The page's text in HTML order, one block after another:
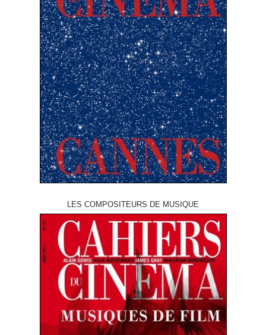
LES COMPOSITEURS DE MUSIQUE